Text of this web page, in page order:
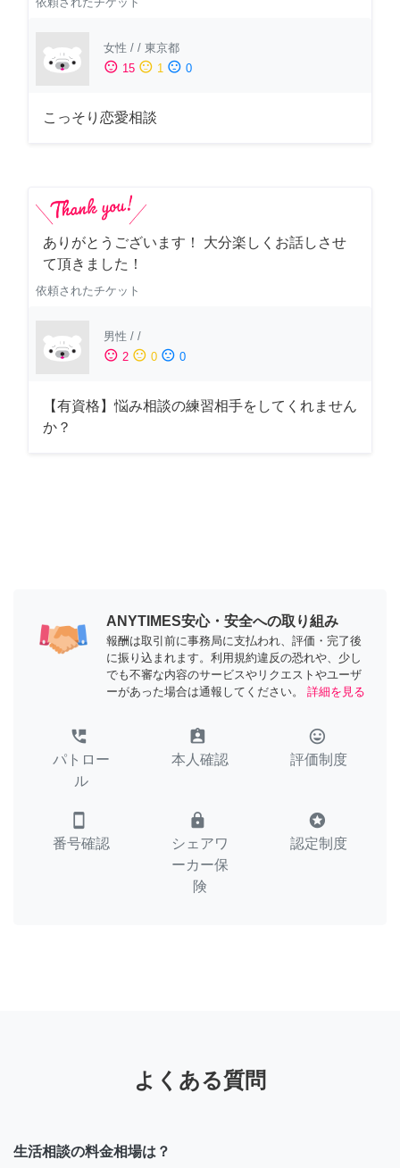
女性 / / 東京都
sentiment_satisfied 15 sentiment_neutral 1 sentiment_dissatisfied 0
こっそり恋愛相談
ありがとうございます！ 大分楽しくお話しさせ
て頂きました！
依頼されたチケット
男性 / /
sentiment_satisfied 2 sentiment_neutral 0 sentiment_dissatisfied 0
【有資格】悩み相談の練習相手をしてくれません
か？
ANYTIMES安心・安全への取り組み
報酬は取引前に事務局に支払われ、評価・完了後
に振り込まれます。利用規約違反の恐れや、少し
でも不審な内容のサービスやリクエストやユーザ
ーがあった場合は通報してください。
詳細を見る
perm_phone_msg
パトロー
ル
assignment_ind
本人確認
tag_faces
評価制度
smartphone
番号確認
lock
シェアワ
ーカー保
険
stars
認定制度
よくある質問
生活相談の料金相場は？